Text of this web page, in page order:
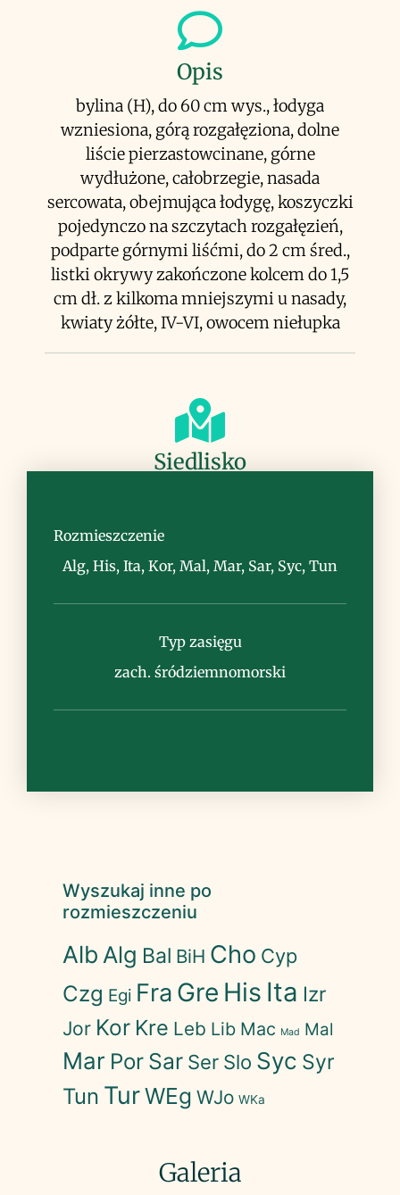
Opis
bylina (H), do 60 cm wys., łodyga
wzniesiona, górą rozgałęziona, dolne
liście pierzastowcinane, górne
wydłużone, całobrzegie, nasada
sercowata, obejmująca łodygę, koszyczki
pojedynczo na szczytach rozgałęzień,
podparte górnymi liśćmi, do 2 cm śred.,
listki okrywy zakończone kolcem do 1,5
cm dł. z kilkoma mniejszymi u nasady,
kwiaty żółte, IV-VI, owocem niełupka
Siedlisko
Uwagi
Rozmieszczenie
Alg, His, Ita, Kor, Mal, Mar, Sar, Syc, Tun
Typ zasięgu
zach. śródziemnomorski
Wyszukaj inne po
rozmieszczeniu
Alb Alg Bal BiH Cho Cyp
Czg Egi Fra Gre His Ita Izr
Jor Kor Kre Leb Lib Mac Mad Mal
Mar Por Sar Ser Slo Syc Syr
Tun TurWEg WJo WKa
Galeria